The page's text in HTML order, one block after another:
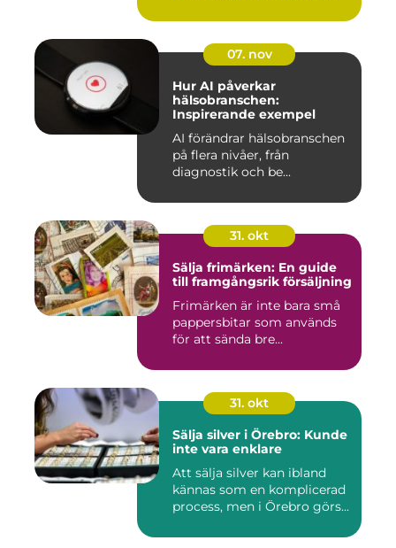
07. nov
Hur AI påverkar
hälsobranschen:
Inspirerande exempel
AI förändrar hälsobranschen
på flera nivåer, från
diagnostik och be...
31. okt
Sälja frimärken: En guide
till framgångsrik försäljning
Frimärken är inte bara små
pappersbitar som används
för att sända bre...
31. okt
Sälja silver i Örebro: Kunde
inte vara enklare
Att sälja silver kan ibland
kännas som en komplicerad
process, men i Örebro görs...